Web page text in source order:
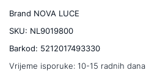
Brand NOVA LUCE
SKU: NL9019800
Barkod: 5212017493330
Vrijeme isporuke: 10-15 radnih dana